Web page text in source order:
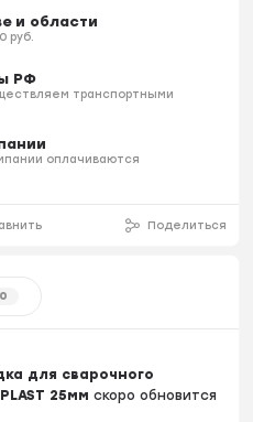
и области
руб.
РФ
транспортными
оплачиваются
Поделиться
0
для сварочного
25мм скоро обновится